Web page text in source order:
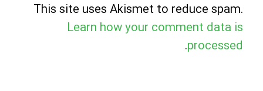
This site uses Akismet to reduce spam.
Learn how your comment data is
processed
.